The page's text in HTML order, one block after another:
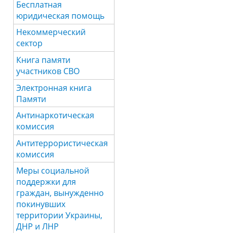
Бесплатная
юридическая помощь
Некоммерческий
сектор
Книга памяти
участников СВО
Электронная книга
Памяти
Антинаркотическая
комиссия
Антитеррористическая
комиссия
Меры социальной
поддержки для
граждан, вынужденно
покинувших
территории Украины,
ДНР и ЛНР